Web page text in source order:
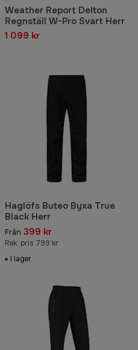
Weather Report Delton
Regnställ W-Pro Svart Herr
1 099 kr
Haglöfs Buteo Byxa True
Black Herr
Från 399 kr
Rek. pris 799 kr
I lager